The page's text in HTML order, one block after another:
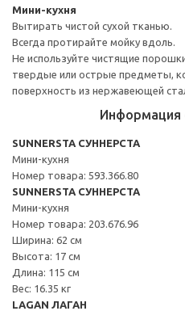
Мини-кухня
Вытирать чистой сухой тканью.
Всегда протирайте мойку вдоль.
Не используйте чистящие
твердые или острые предметы,
поверхность из нержавеющей
Информация
SUNNERSTA СУННЕРСТА
Мини-кухня
Номер товара: 593.366.80
SUNNERSTA СУННЕРСТА
Мини-кухня
Номер товара: 203.676.96
Ширина: 62 см
Высота: 17 см
Длина: 115 см
Вес: 16.35 кг
LAGAN ЛАГАН